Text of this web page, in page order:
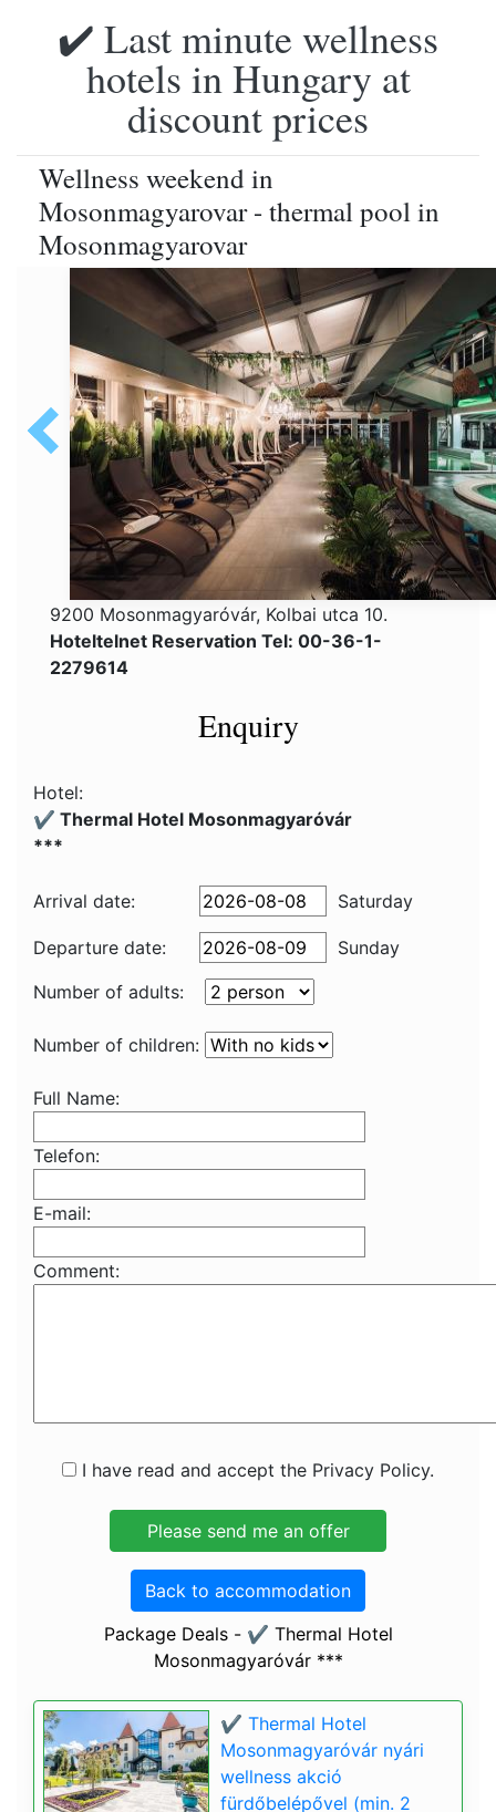
✔️ Last minute wellness
hotels in Hungary at
discount prices
Wellness weekend in
Mosonmagyarovar - thermal pool in
Mosonmagyarovar
9200 Mosonmagyaróvár, Kolbai utca 10.
Hoteltelnet Reservation Tel: 00-36-1-
2279614
Enquiry
Hotel:
✔️ Thermal Hotel Mosonmagyaróvár
***
Arrival date: Saturday
Departure date:
Sunday
Number of adults:
Number of children:
Full Name:
Telefon:
E-mail:
Comment:
I have read and accept the Privacy Policy.
Back to accommodation
Package Deals - ✔️ Thermal Hotel
Mosonmagyaróvár ***
✔️ Thermal Hotel
Mosonmagyaróvár nyári
wellness akció
fürdőbelépővel (min. 2